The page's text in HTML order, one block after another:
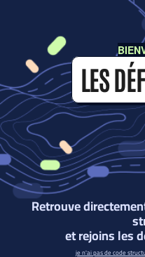
LES
Retrouve
et rejoins les
je n'ai pas de code